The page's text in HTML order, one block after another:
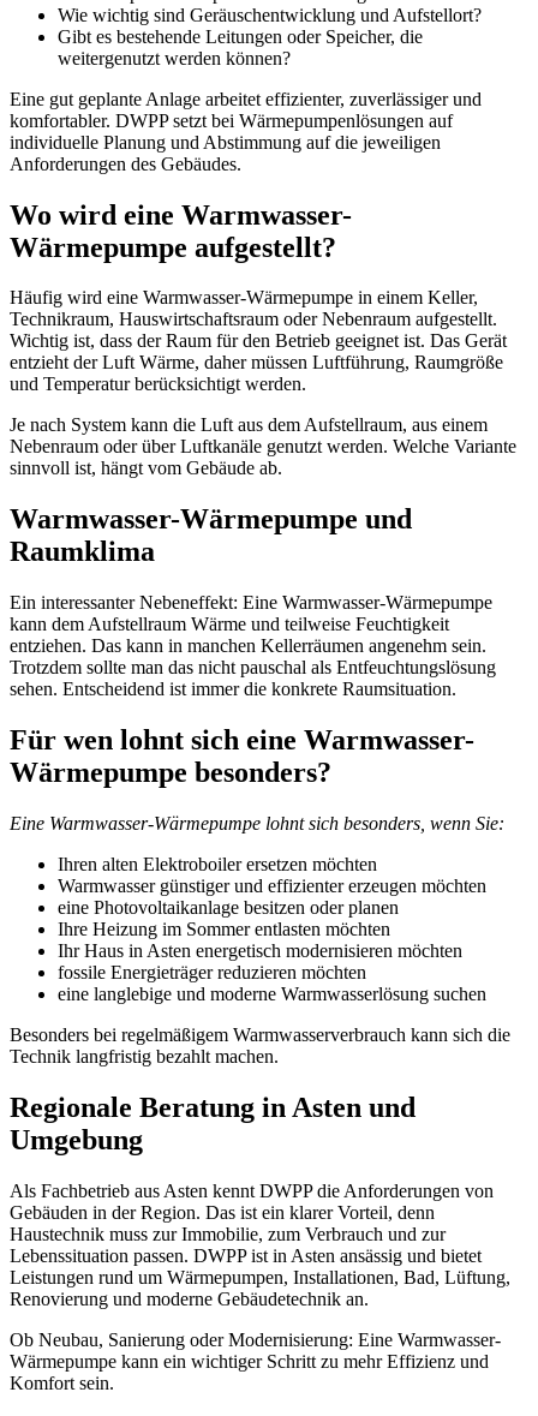
Wie wichtig sind Geräuschentwicklung und Aufstellort?
Gibt es bestehende Leitungen oder Speicher, die
weitergenutzt werden können?
Eine gut geplante Anlage arbeitet effizienter, zuverlässiger und
komfortabler. DWPP setzt bei Wärmepumpenlösungen auf
individuelle Planung und Abstimmung auf die jeweiligen
Anforderungen des Gebäudes.
Wo wird eine Warmwasser-
Wärmepumpe aufgestellt?
Häufig wird eine Warmwasser-Wärmepumpe in einem Keller,
Technikraum, Hauswirtschaftsraum oder Nebenraum aufgestellt.
Wichtig ist, dass der Raum für den Betrieb geeignet ist. Das Gerät
entzieht der Luft Wärme, daher müssen Luftführung, Raumgröße
und Temperatur berücksichtigt werden.
Je nach System kann die Luft aus dem Aufstellraum, aus einem
Nebenraum oder über Luftkanäle genutzt werden. Welche Variante
sinnvoll ist, hängt vom Gebäude ab.
Warmwasser-Wärmepumpe und
Raumklima
Ein interessanter Nebeneffekt: Eine Warmwasser-Wärmepumpe
kann dem Aufstellraum Wärme und teilweise Feuchtigkeit
entziehen. Das kann in manchen Kellerräumen angenehm sein.
Trotzdem sollte man das nicht pauschal als Entfeuchtungslösung
sehen. Entscheidend ist immer die konkrete Raumsituation.
Für wen lohnt sich eine Warmwasser-
Wärmepumpe besonders?
Eine Warmwasser-Wärmepumpe lohnt sich besonders, wenn Sie:
Ihren alten Elektroboiler ersetzen möchten
Warmwasser günstiger und effizienter erzeugen möchten
eine Photovoltaikanlage besitzen oder planen
Ihre Heizung im Sommer entlasten möchten
Ihr Haus in Asten energetisch modernisieren möchten
fossile Energieträger reduzieren möchten
eine langlebige und moderne Warmwasserlösung suchen
Besonders bei regelmäßigem Warmwasserverbrauch kann sich die
Technik langfristig bezahlt machen.
Regionale Beratung in Asten und
Umgebung
Als Fachbetrieb aus Asten kennt DWPP die Anforderungen von
Gebäuden in der Region. Das ist ein klarer Vorteil, denn
Haustechnik muss zur Immobilie, zum Verbrauch und zur
Lebenssituation passen. DWPP ist in Asten ansässig und bietet
Leistungen rund um Wärmepumpen, Installationen, Bad, Lüftung,
Renovierung und moderne Gebäudetechnik an.
Ob Neubau, Sanierung oder Modernisierung: Eine Warmwasser-
Wärmepumpe kann ein wichtiger Schritt zu mehr Effizienz und
Komfort sein.